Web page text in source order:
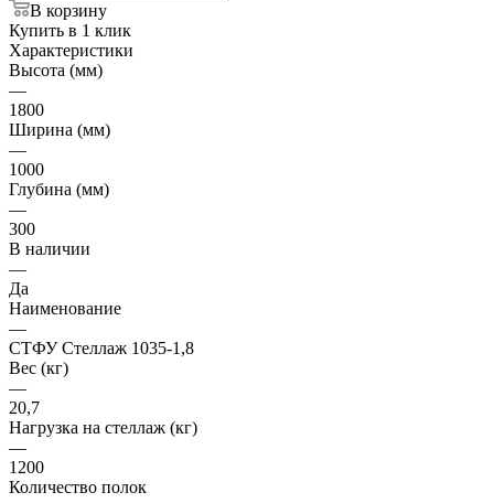
В корзину
Купить в 1 клик
Характеристики
Высота (мм)
—
1800
Ширина (мм)
—
1000
Глубина (мм)
—
300
В наличии
—
Да
Наименование
—
СТФУ Стеллаж 1035-1,8
Вес (кг)
—
20,7
Нагрузка на стеллаж (кг)
—
1200
Количество полок